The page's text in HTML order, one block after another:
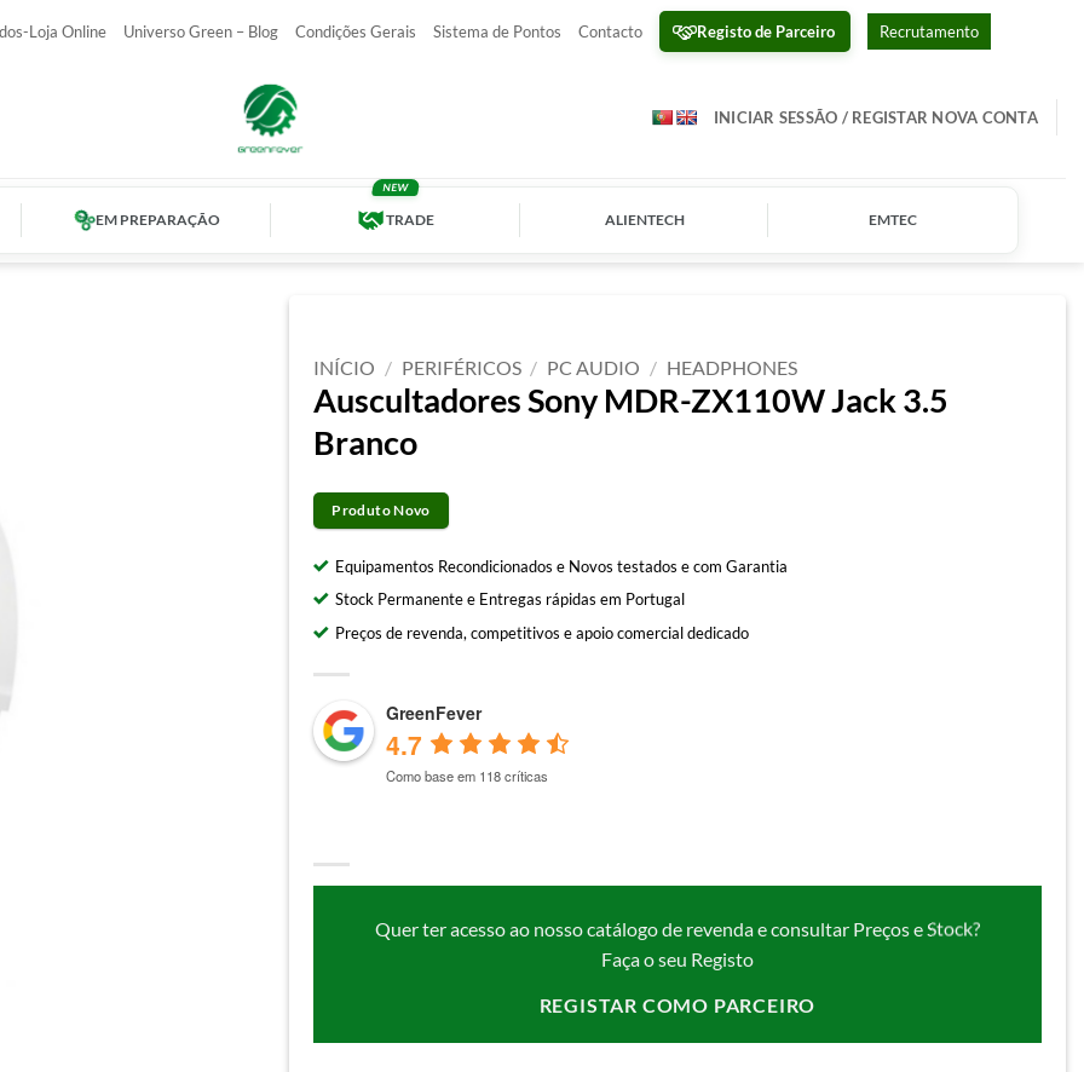
Loja Online Universo Green – Blog Condições Gerais Sistema de Pontos Contacto Registo de Parceiro Recrutamento
INICIAR SESSÃO / REGISTAR NOVA CONTA
EM PREPARAÇÃO TRADE ALIENTECH EMTEC
INÍCIO / PERIFÉRICOS / PC AUDIO / HEADPHONES
Auscultadores Sony MDR-ZX110W Jack 3.5
Branco
Produto Novo
Equipamentos Recondicionados e Novos testados e com Garantia
Stock Permanente e Entregas rápidas em Portugal
Preços de revenda, competitivos e apoio comercial dedicado
GreenFever
4.7
Como base em 118 críticas
Quer ter acesso ao nosso catálogo de revenda e consultar Preços e Stock?
Faça o seu Registo
REGISTAR COMO PARCEIRO